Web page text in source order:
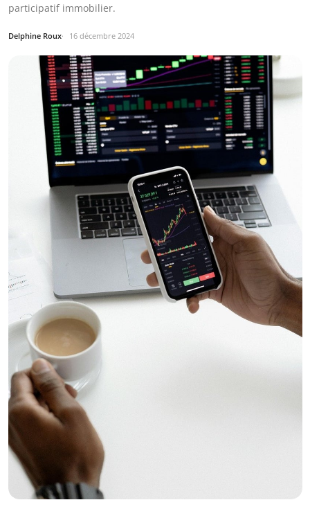
participatif immobilier.
Delphine Roux 16 décembre 2024